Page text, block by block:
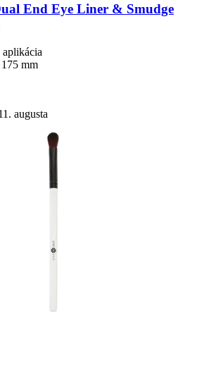
End Eye Liner & Smudge
aplikácia
mm
augusta